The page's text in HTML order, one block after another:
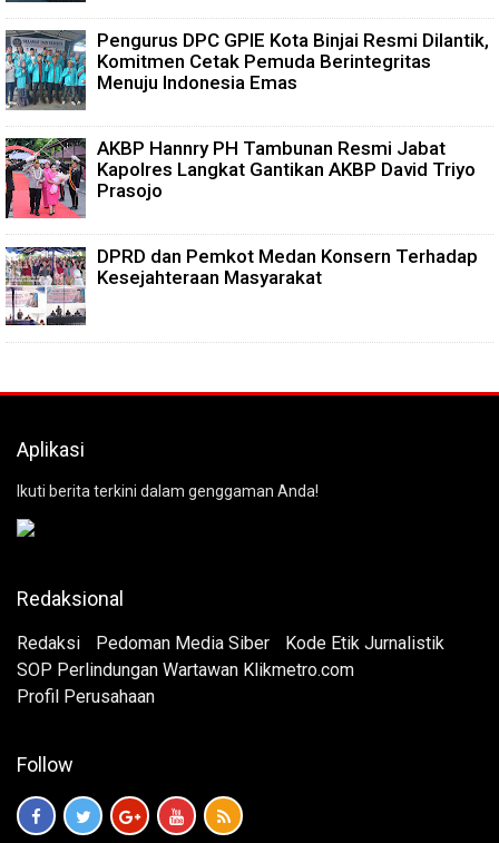
Pengurus DPC GPIE Kota Binjai Resmi Dilantik,
Komitmen Cetak Pemuda Berintegritas
Menuju Indonesia Emas
AKBP Hannry PH Tambunan Resmi Jabat
Kapolres Langkat Gantikan AKBP David Triyo
Prasojo
DPRD dan Pemkot Medan Konsern Terhadap
Kesejahteraan Masyarakat
Aplikasi
Ikuti berita terkini dalam genggaman Anda!
Redaksional
Redaksi Pedoman Media Siber
Kode Etik Jurnalistik
SOP Perlindungan Wartawan Klikmetro.com
Profil Perusahaan
Follow